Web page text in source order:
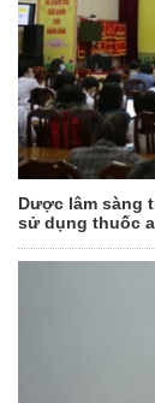
Dược lâm sàng
sử dụng thuốc